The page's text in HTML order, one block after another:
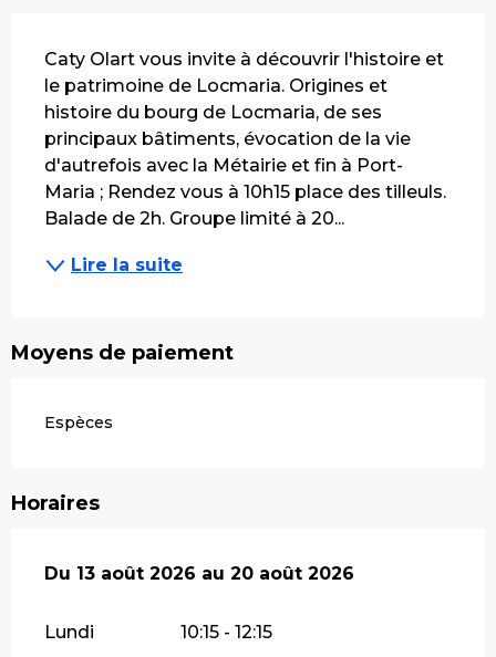
Caty Olart vous invite à découvrir l'histoire et
le patrimoine de Locmaria. Origines et
histoire du bourg de Locmaria, de ses
principaux bâtiments, évocation de la vie
d'autrefois avec la Métairie et fin à Port-
Maria ; Rendez vous à 10h15 place des tilleuls.
Balade de 2h. Groupe limité à 20...
Lire la suite
Moyens de paiement
Espèces
Horaires
Du 13 août 2026 au 20 août 2026
Du 13 août 2026 au 20 août 2026
Lundi 10:15 - 12:15